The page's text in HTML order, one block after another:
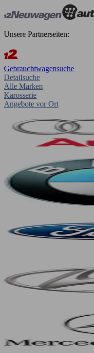
Unsere Partnerseiten:
Gebrauchtwagensuche
Detailsuche
Alle Marken
Karosserie
Angebote vor Ort